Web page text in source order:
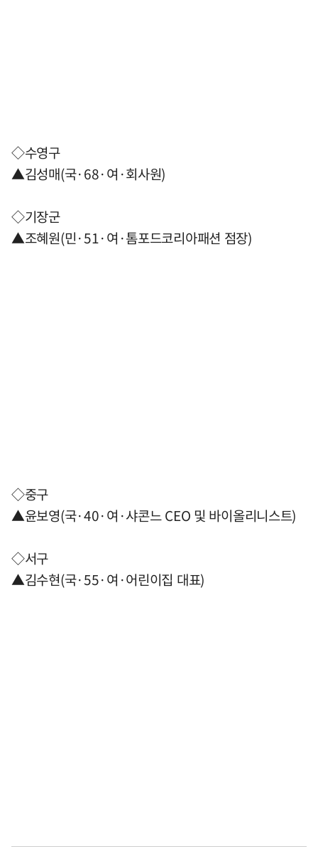
◇수영구
▲김성매(국·68·여·회사원)
◇기장군
▲조혜원(민·51·여·톰포드코리아패션 점장)
◇중구
▲윤보영(국·40·여·샤콘느 CEO 및 바이올리니스트)
◇서구
▲김수현(국·55·여·어린이집 대표)